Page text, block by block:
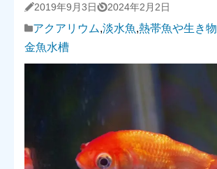
2019年9月3日 2024年2月2日
アクアリウム,淡水魚,熱帯魚や生き物
金魚水槽